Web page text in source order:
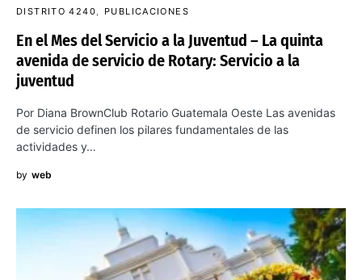
DISTRITO 4240 PUBLICACIONES
En el Mes del Servicio a la Juventud – La quinta
avenida de servicio de Rotary: Servicio a la
juventud
Por Diana BrownClub Rotario Guatemala Oeste Las avenidas
de servicio definen los pilares fundamentales de las
actividades y…
by web